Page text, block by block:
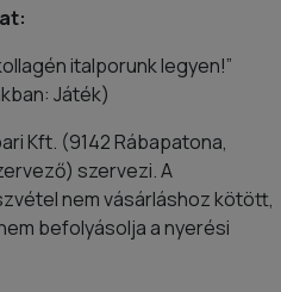
italporunk legyen!”
Játék)
Kft. (9142 Rábapatona,
szervezi. A
nem vásárláshoz kötött,
befolyásolja a nyerési